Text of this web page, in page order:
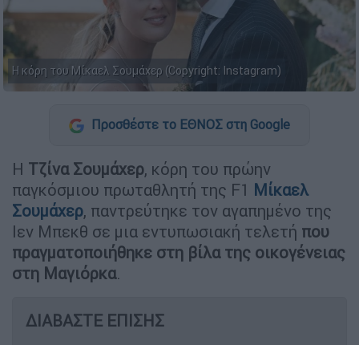
Η κόρη του Μίκαελ Σουμάχερ (Copyright: Instagram)
Προσθέστε το ΕΘΝΟΣ στη Google
Η Τζίνα Σουμάχερ, κόρη του πρώην
παγκόσμιου πρωταθλητή της F1 Μίκαελ
Σουμάχερ, παντρεύτηκε τον αγαπημένο της
Ιεν Μπεκθ σε μια εντυπωσιακή τελετή που
πραγματοποιήθηκε στη βίλα της οικογένειας
στη Μαγιόρκα.
ΔΙΑΒΑΣΤΕ ΕΠΙΣΗΣ